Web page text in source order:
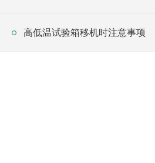
高低温试验箱移机时注意事项